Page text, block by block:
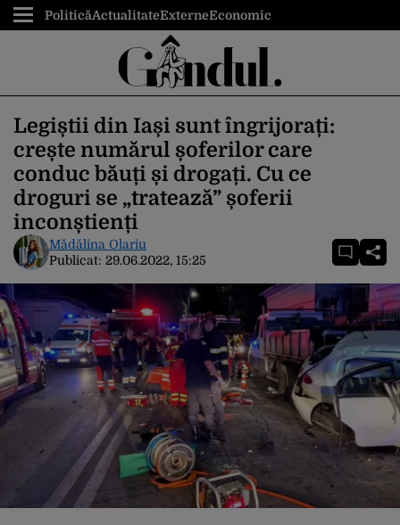
PoliticăActualitateExterneEconomic
Legiștii din Iași sunt îngrijorați:
crește numărul șoferilor care
conduc băuți și drogați. Cu ce
droguri se „tratează” șoferii
inconștienți
Mădălina Olariu
Publicat: 29.06.2022, 15:25